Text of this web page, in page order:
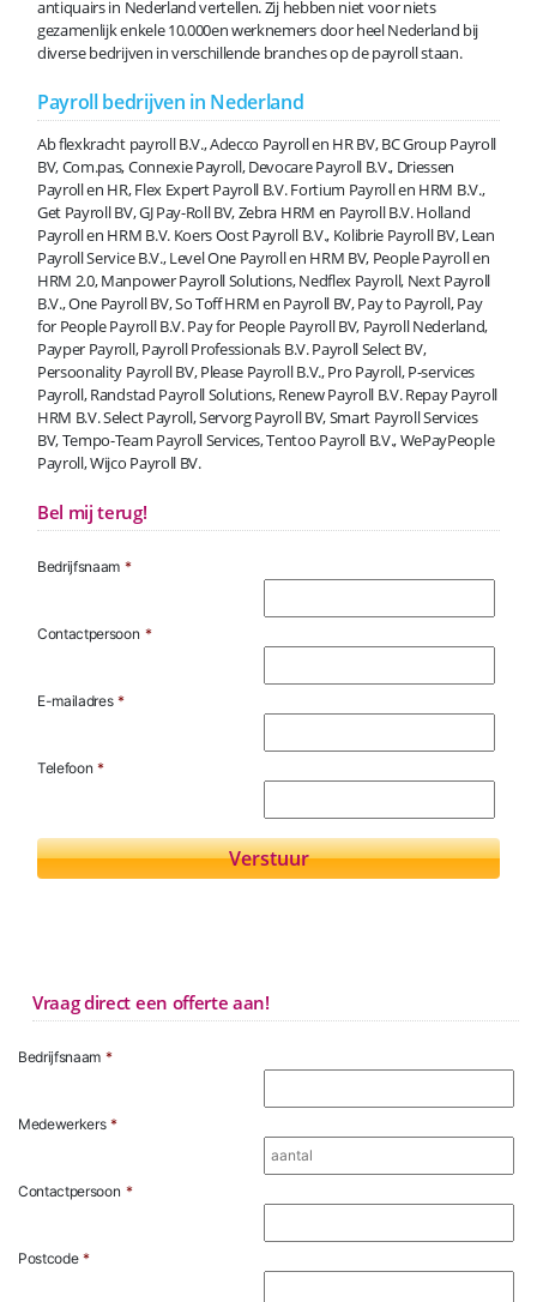
antiquairs in Nederland vertellen. Zij hebben niet voor niets
gezamenlijk enkele 10.000en werknemers door heel Nederland bij
diverse bedrijven in verschillende branches op de payroll staan.
Payroll bedrijven in Nederland
Ab flexkracht payroll B.V., Adecco Payroll en HR BV, BC Group Payroll
BV, Com.pas, Connexie Payroll, Devocare Payroll B.V., Driessen
Payroll en HR, Flex Expert Payroll B.V. Fortium Payroll en HRM B.V.,
Get Payroll BV, GJ Pay-Roll BV, Zebra HRM en Payroll B.V. Holland
Payroll en HRM B.V. Koers Oost Payroll B.V., Kolibrie Payroll BV, Lean
Payroll Service B.V., Level One Payroll en HRM BV, People Payroll en
HRM 2.0, Manpower Payroll Solutions, Nedflex Payroll, Next Payroll
B.V., One Payroll BV, So Toff HRM en Payroll BV, Pay to Payroll, Pay
for People Payroll B.V. Pay for People Payroll BV, Payroll Nederland,
Payper Payroll, Payroll Professionals B.V. Payroll Select BV,
Persoonality Payroll BV, Please Payroll B.V., Pro Payroll, P-services
Payroll, Randstad Payroll Solutions, Renew Payroll B.V. Repay Payroll
HRM B.V. Select Payroll, Servorg Payroll BV, Smart Payroll Services
BV, Tempo-Team Payroll Services, Tentoo Payroll B.V., WePayPeople
Payroll, Wijco Payroll BV.
Bel mij terug!
Bedrijfsnaam *
Contactpersoon *
E-mailadres *
Telefoon *
Vraag direct een offerte aan!
Bedrijfsnaam *
Medewerkers *
Contactpersoon *
Postcode *